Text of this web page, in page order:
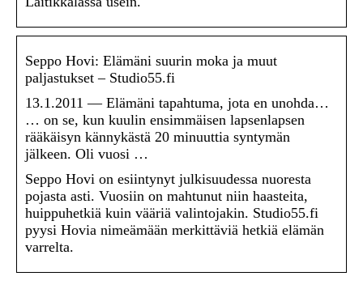
Seppo Hovi: Elämäni suurin moka ja muut
paljastukset – Studio55.fi
13.1.2011 — Elämäni tapahtuma, jota en unohda…
… on se, kun kuulin ensimmäisen lapsenlapsen
rääkäisyn kännykästä 20 minuuttia syntymän
jälkeen. Oli vuosi …
Seppo Hovi on esiintynyt julkisuudessa nuoresta
pojasta asti. Vuosiin on mahtunut niin haasteita,
huippuhetkiä kuin vääriä valintojakin. Studio55.fi
pyysi Hovia nimeämään merkittäviä hetkiä elämän
varrelta.